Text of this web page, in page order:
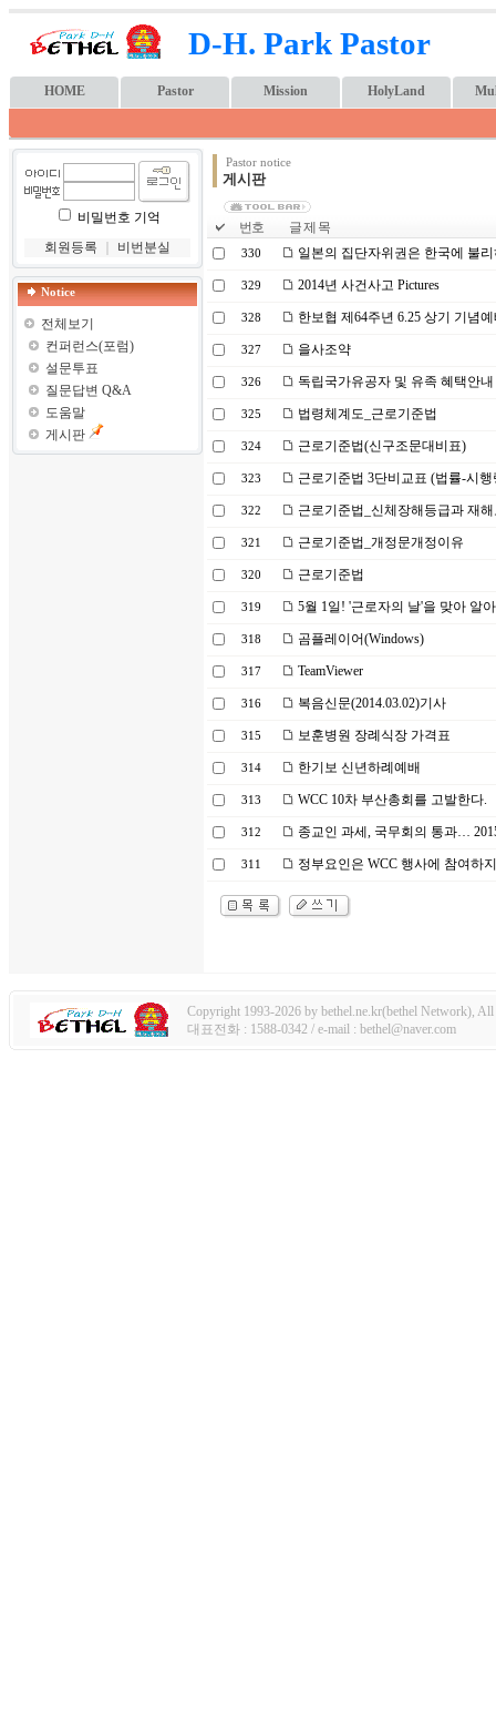
D-H. Park Pastor
HOME Pastor Mission HolyLand
비밀번호 기억
회원등록
비번분실
Notice
전체보기
컨퍼런스(포럼)
설문투표
질문답변 Q&A
도움말
게시판
Pastor notice
게시판
번호 글 제 목
330 일본의 집단자위권은 한국에 불
329 2014년 사건사고 Pictures
328 한보협 제64주년 6.25 상기 기념
327 을사조약
326 독립국가유공자 및 유족 혜택안내
325 법령체계도_근로기준법
324 근로기준법(신구조문대비표)
323 근로기준법 3단비교표 (법률-시
322 근로기준법_신체장해등급과 재
321 근로기준법_개정문개정이유
320 근로기준법
319 5월 1일! '근로자의 날'을 맞아 알
318 곰플레이어(Windows)
317 TeamViewer
316 복음신문(2014.03.02)기사
315 보훈병원 장례식장 가격표
314 한기보 신년하례예배
313 WCC 10차 부산총회를 고발한다.
312 종교인 과세, 국무회의 통과…
311 정부요인은 WCC 행사에 참여하
Copyright 1993-2026 by bethel.ne.kr(bethel Network), All
대표전화 : 1588-0342 / e-mail : bethel@naver.com